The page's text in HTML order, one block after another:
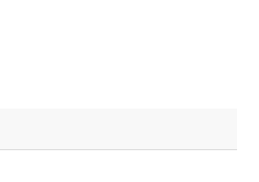
えた後、テイラーが挑
パットは磁石に吸い寄せ